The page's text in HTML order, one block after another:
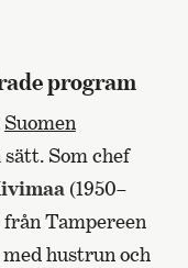
program
Suomen
Som chef
(1950–
från Tampereen
hustrun och